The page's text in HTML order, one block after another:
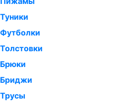
Туники
Футболки
Толстовки
Брюки
Бриджи
Трусы